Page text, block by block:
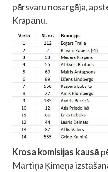
pārsvaru nosargāja,
Krapānu.
Krosa komisijas kausā
Mārtiņa Ķimeņa